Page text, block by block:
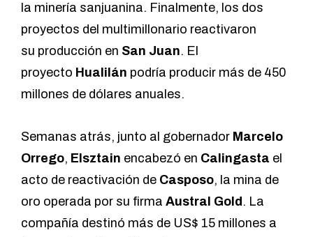
la minería sanjuanina. Finalmente, los dos
proyectos del multimillonario reactivaron
su producción en San Juan. El
proyecto Hualilán podría producir más de 450
millones de dólares anuales.
Semanas atrás, junto al gobernador Marcelo
Orrego, Elsztain encabezó en Calingasta el
acto de reactivación de Casposo, la mina de
oro operada por su firma Austral Gold . La
compañía destinó más de US$ 15 millones a